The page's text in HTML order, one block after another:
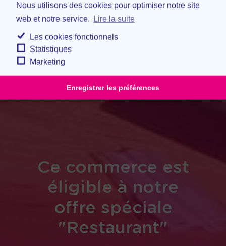
Nous utilisons des cookies pour optimiser notre site
web et notre service. Lire la suite
Les cookies fonctionnels
Statistiques
Marketing
Enregistrer les préférences
Ce commerce est
éligible à notre
offre spéciale
"Restaurant"